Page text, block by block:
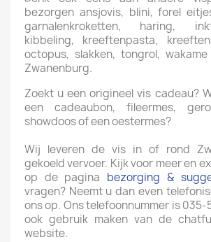
bezorgen ansjovis, blini, forel
garnalenkroketten, haring,
kibbeling, kreeftenpasta,
octopus, slakken, tongrol,
Zwanenburg.
Zoekt u een origineel vis cadeau?
een cadeaubon, fileermes,
showdoos of een oestermes?
Wij leveren de vis in of rond
gekoeld vervoer. Kijk voor meer en
op de pagina bezorging &
vragen? Neemt u dan even
ons op. Ons telefoonnummer is 035-
ook gebruik maken van de
website.